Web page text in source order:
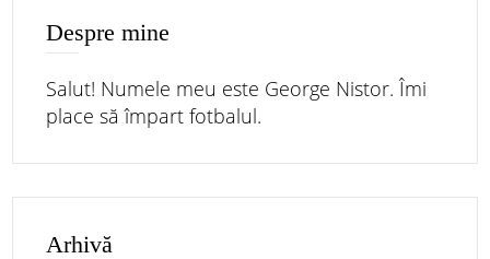
Despre mine
Salut! Numele meu este George Nistor. Îmi
place să împart fotbalul.
Arhivă